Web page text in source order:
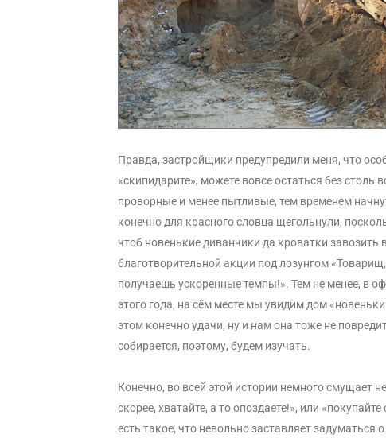
Правда, застройщики предупредили меня, что
«скипидарите», можете вовсе остаться без
проворные и менее пытливые, тем временем
конечно для красного словца щегольнули,
чтоб новенькие диванчики да кроватки
благотворительной акции под лозунгом
получаешь ускоренные темпы!». Тем не менее, в
этого года, на сём месте мы увидим дом
этом конечно удачи, ну и нам она тоже не
собирается, поэтому, будем изучать.
Конечно, во всей этой истории немного смущает
скорее, хватайте, а то опоздаете!», или
есть такое, что невольно заставляет задуматься